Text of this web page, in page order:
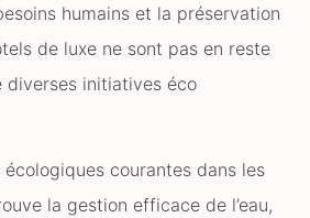
humains et la préservation
de luxe ne sont pas en reste
initiatives éco
courantes dans les
la gestion efficace de l’eau,